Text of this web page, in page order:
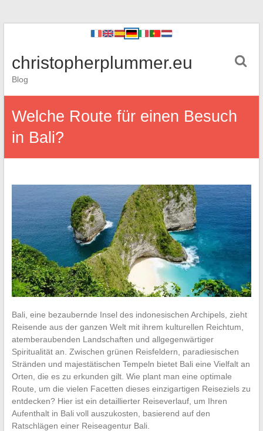
christopherplummer.eu
Blog
Welche Route für einen Besuch
in Bali?
Bali, eine bezaubernde Insel des indonesischen Archipels, zieht
Reisende aus der ganzen Welt mit ihrem kulturellen Reichtum,
atemberaubenden Landschaften und allgegenwärtiger
Spiritualität an. Zwischen grünen Reisfeldern, paradiesischen
Stränden und majestätischen Tempeln bietet Bali eine Vielfalt an
Orten, die es zu erkunden gilt. Wie plant man eine optimale
Route, um die vielen Facetten dieses einzigartigen Reiseziels zu
entdecken? Hier ist ein detaillierter Reiseverlauf, um Ihren
Aufenthalt in Bali voll auszukosten, basierend auf den
Ratschlägen einer Reiseagentur Bali.